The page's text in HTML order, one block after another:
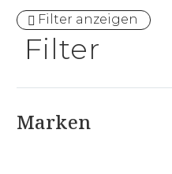
Filter anzeigen
Filter
Marken